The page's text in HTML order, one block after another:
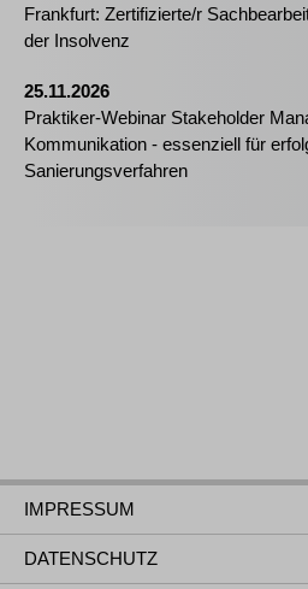
Frankfurt: Zertifizierte/r
der Insolvenz
25.11.2026
Praktiker-Webinar Stakeholder
Kommunikation - essenziell für
Sanierungsverfahren
IMPRESSUM
DATENSCHUTZ